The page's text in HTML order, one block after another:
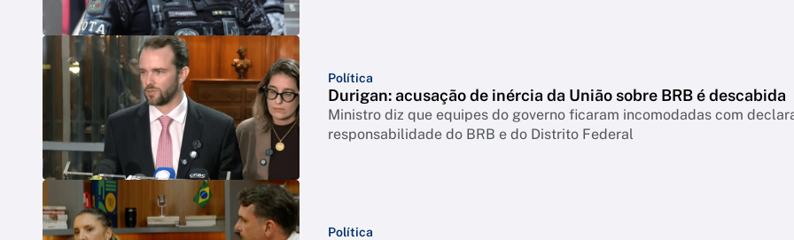
Política
Durigan: acusação de inércia da União sobre BRB é descabida
Ministro diz que equipes do governo ficaram incomodadas com
responsabilidade do BRB e do Distrito Federal
Política